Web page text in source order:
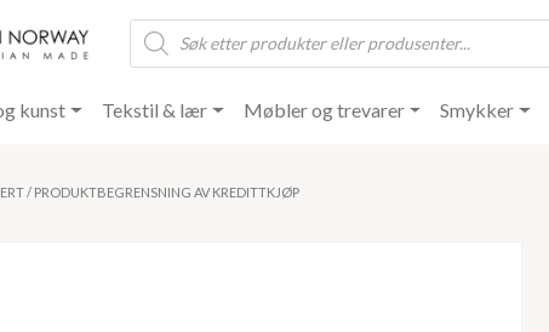
Products
search
kunst Tekstil & lær Møbler og trevarer Smykker
/ PRODUKTBEGRENSNING AV KREDITTKJØP